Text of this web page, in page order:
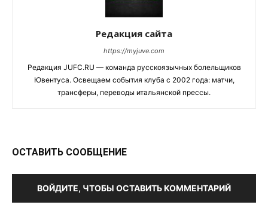
Редакция сайта
https://myjuve.com
Редакция JUFC.RU — команда русскоязычных болельщиков
Ювентуса. Освещаем события клуба с 2002 года: матчи,
трансферы, переводы итальянской прессы.
ОСТАВИТЬ СООБЩЕНИЕ
ВОЙДИТЕ, ЧТОБЫ ОСТАВИТЬ КОММЕНТАРИЙ